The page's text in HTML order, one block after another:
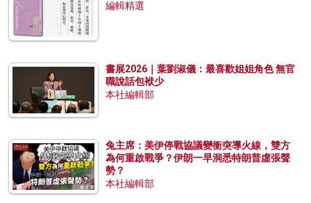
編輯精選
書展2026｜葉劉淑儀：最喜歡姐姐角色 無官
職說話包袱少
本社編輯部
兔主席：美伊停戰協議變衝突導火線，雙方
為何重啟戰爭？伊朗一早洞悉特朗普虛張聲
勢？
本社編輯部